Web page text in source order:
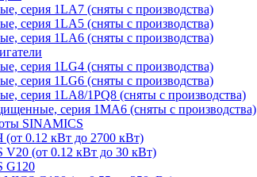
серия 1LA7 (сняты с производства)
серия 1LA5 (сняты с производства)
серия 1LA6 (сняты с производства)
серия 1LG4 (сняты с производства)
серия 1LG6 (сняты с производства)
серия 1LA8/1PQ8 (сняты с производства)
серия 1MA6 (сняты с производства)
SINAMICS
0.12 кВт до 2700 кВт)
V20 (от 0.12 кВт до 30 кВт)
G120